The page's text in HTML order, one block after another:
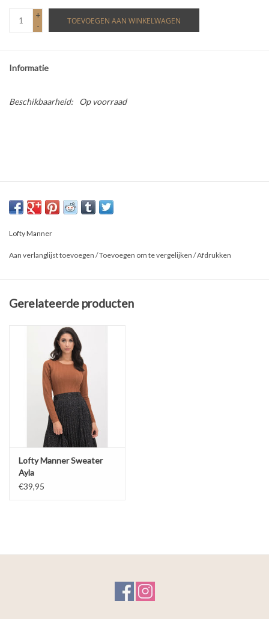
+
-
TOEVOEGEN AAN WINKELWAGEN
Informatie
Beschikbaarheid: Op voorraad
Lofty Manner
Aan verlanglijst toevoegen /Toevoegen om te vergelijken /Afdrukken
Gerelateerde producten
Lofty Manner Sweater
Ayla
€39,95